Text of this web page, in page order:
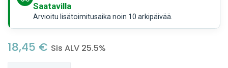
Saatavilla
Arvioitu lisätoimitusaika noin 10 arkipäivää.
18,45 € Sis ALV 25.5%